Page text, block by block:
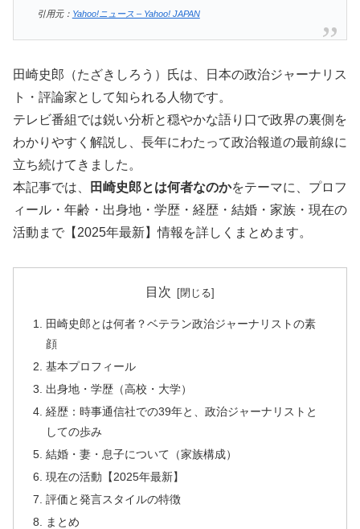
引用元： Yahoo!ニュース – Yahoo! JAPAN
田崎史郎（たざきしろう）氏は、日本の政治ジャーナリス
ト・評論家として知られる人物です。
テレビ番組では鋭い分析と穏やかな語り口で政界の裏側を
わかりやすく解説し、長年にわたって政治報道の最前線に
立ち続けてきました。
本記事では、
田崎史郎とは何者なのかをテーマに、プロフ
ィール・年齢・出身地・学歴・経歴・結婚・家族・現在の
活動まで【2025年最新】情報を詳しくまとめます。
目次
田崎史郎とは何者？ベテラン政治ジャーナリストの素
顔
基本プロフィール
出身地・学歴（高校・大学）
経歴：時事通信社での39年と、政治ジャーナリストと
しての歩み
結婚・妻・息子について（家族構成）
現在の活動【2025年最新】
評価と発言スタイルの特徴
まとめ